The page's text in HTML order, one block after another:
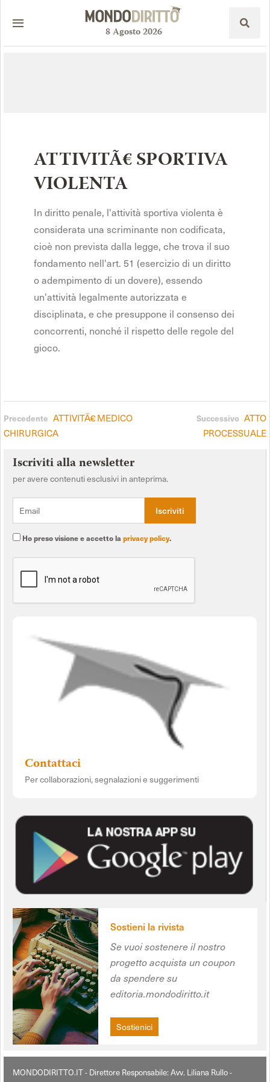
8Agosto2026
ATTIVITÃ€ SPORTIVA
VIOLENTA
In diritto penale, l'attività sportiva violenta è
considerata una scriminante non codificata,
cioè non prevista dalla legge, che trova il suo
fondamento nell'art. 51 (esercizio di un diritto
o adempimento di un dovere), essendo
un'attività legalmente autorizzata e
disciplinata, e che presuppone il consenso dei
concorrenti, nonché il rispetto delle regole del
gioco.
Precedente ATTIVITÃ€ MEDICO
CHIRURGICA
Successivo ATTO
PROCESSUALE
Iscriviti alla newsletter
per avere contenuti esclusivi in anteprima.
Ho preso visione e accetto la privacy policy.
Contattaci
Per collaborazioni, segnalazioni e suggerimenti
Sostieni la rivista
Se vuoi sostenere il nostro
progetto acquista un coupon
da spendere su
editoria.mondodiritto.it
Sostienici
MONDODIRITTO.IT - Direttore Responsabile: Avv. Liliana Rullo -